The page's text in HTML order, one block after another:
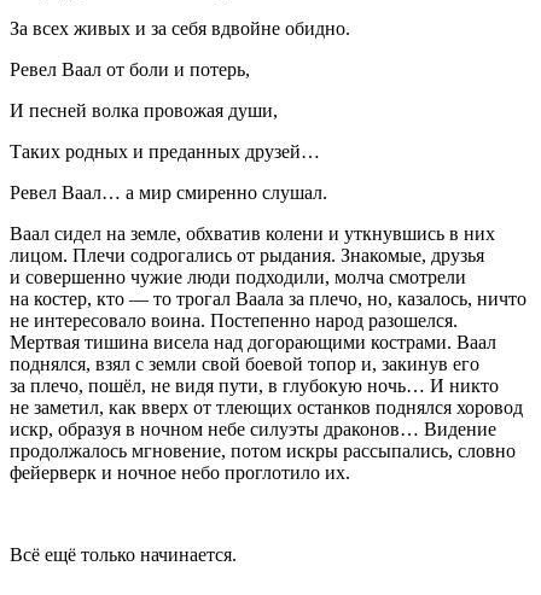
За всех живых и за себя вдвойне обидно.
Ревел Ваал от боли и потерь,
И песней волка провожая души,
Таких родных и преданных друзей…
Ревел Ваал… а мир смиренно слушал.
Ваал сидел на земле, обхватив колени и уткнувшись в них
лицом. Плечи содрогались от рыдания. Знакомые, друзья
и совершенно чужие люди подходили, молча смотрели
на костер, кто — то трогал Ваала за плечо, но, казалось, ничто
не интересовало воина. Постепенно народ разошелся.
Мертвая тишина висела над догорающими кострами. Ваал
поднялся, взял с земли свой боевой топор и, закинув его
за плечо, пошёл, не видя пути, в глубокую ночь… И никто
не заметил, как вверх от тлеющих останков поднялся хоровод
искр, образуя в ночном небе силуэты драконов… Видение
продолжалось мгновение, потом искры рассыпались, словно
фейерверк и ночное небо проглотило их.
Всё ещё только начинается.